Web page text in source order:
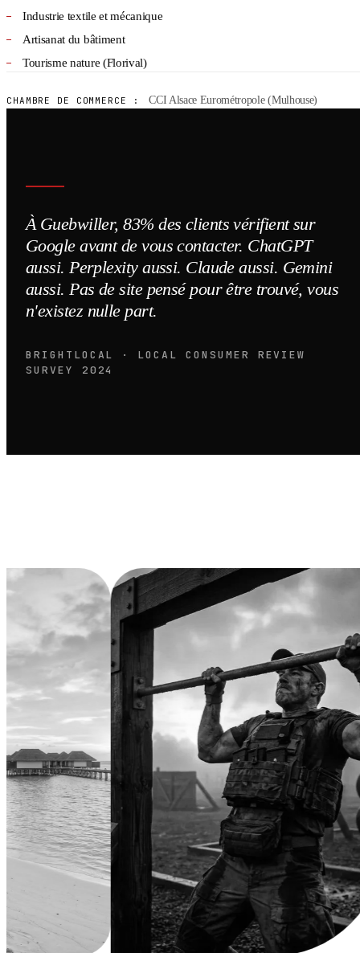
Industrie textile et mécanique
Artisanat du bâtiment
Tourisme nature (Florival)
CHAMBRE DE COMMERCE : CCI Alsace Eurométropole (Mulhouse)
À Guebwiller, 83% des clients vérifient sur
Google avant de vous contacter. ChatGPT
aussi. Perplexity aussi. Claude aussi. Gemini
aussi. Pas de site pensé pour être trouvé, vous
n'existez nulle part.
BRIGHTLOCAL · LOCAL CONSUMER REVIEW
SURVEY 2024